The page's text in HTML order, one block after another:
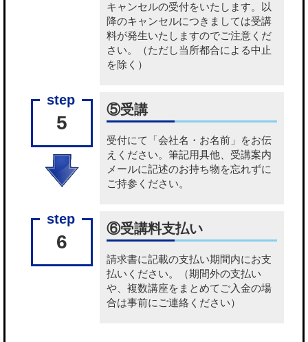
キャンセルの受付をいたします。以
降のキャンセルにつきましては受講
料が発生いたしますのでご注意くだ
さい。（ただし当所都合による中止
を除く）
5
⑤受講
受付にて「会社名・お名前」をお伝
えください。筆記用具他、受講案内
メールに記述のお持ち物を忘れずに
ご持参ください。
6
⑥受講料支払い
請求書に記載の支払い期間内にお支
払いください。（期間外の支払い
や、複数講座をまとめてご入金の場
合は事前にご連絡ください）